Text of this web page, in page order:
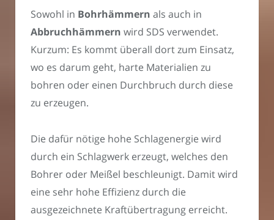
Sowohl in Bohrhämmern als auch in
Abbruchhämmern wird SDS verwendet.
Kurzum: Es kommt überall dort zum Einsatz,
wo es darum geht, harte Materialien zu
bohren oder einen Durchbruch durch diese
zu erzeugen.
Die dafür nötige hohe Schlagenergie wird
durch ein Schlagwerk erzeugt, welches den
Bohrer oder Meißel beschleunigt. Damit wird
eine sehr hohe Effizienz durch die
ausgezeichnete Kraftübertragung erreicht.